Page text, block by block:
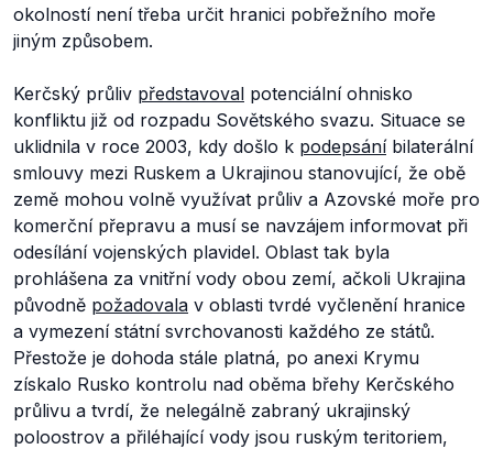
okolností není třeba určit hranici pobřežního moře
jiným způsobem.
Kerčský průliv představoval potenciální ohnisko
konfliktu již od rozpadu Sovětského svazu. Situace se
uklidnila v roce 2003, kdy došlo k podepsáníbilaterální
smlouvy mezi Ruskem a Ukrajinou stanovující, že obě
země mohou volně využívat průliv a Azovské moře pro
komerční přepravu a musí se navzájem informovat při
odesílání vojenských plavidel. Oblast tak byla
prohlášena za vnitřní vody obou zemí, ačkoli Ukrajina
původně požadovala v oblasti tvrdé vyčlenění hranice
a vymezení státní svrchovanosti každého ze států.
Přestože je dohoda stále platná, po anexi Krymu
získalo Rusko kontrolu nad oběma břehy Kerčského
průlivu a tvrdí, že nelegálně zabraný ukrajinský
poloostrov a přiléhající vody jsou ruským teritoriem,